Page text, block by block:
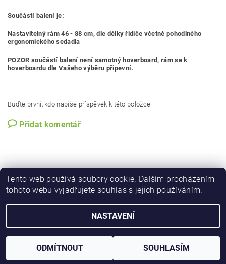
Součástí balení je:
Nastavitelný rám 46 - 88 cm, dle délky řidiče včetně pohodlného
ergonomického sedadla
POZOR součástí balení není samotný hoverboard, rám se k
hoverboardu dle Vašeho výběru připevní.
Buďte první, kdo napíše příspěvek k této položce.
Přidat komentář
2026 © Hoverkart.cz, všechna práva vyhrazenaUpravit nastavení cookies
Tento web používá soubory cookie. Dalším procházením
tohoto webu vyjadřujete souhlas s jejich používáním.
NASTAVENÍ
ODMÍTNOUT SOUHLASÍM